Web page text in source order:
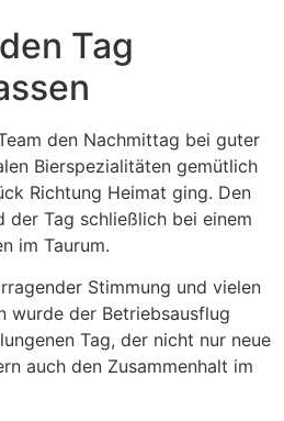
Tag
den Nachmittag bei guter
Bierspezialitäten gemütlich
Richtung Heimat ging. Den
der Tag schließlich bei einem
im Taurum.
Stimmung und vielen
wurde der Betriebsausflug
Tag, der nicht nur neue
auch den Zusammenhalt im